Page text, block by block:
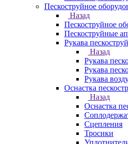
Пескоструйное
Назад
Пескоструйное
Пескоструйные
Рукава
Назад
Рукава
Рукава
Рукава
Оснастка
Назад
Оснастка
Сцепления
Тросики